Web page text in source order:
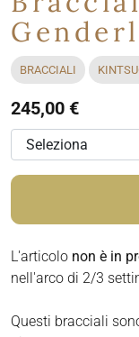
BRACCIALI
245,00 €
L'articolo non è in
nell'arco di 2/3
Questi bracciali